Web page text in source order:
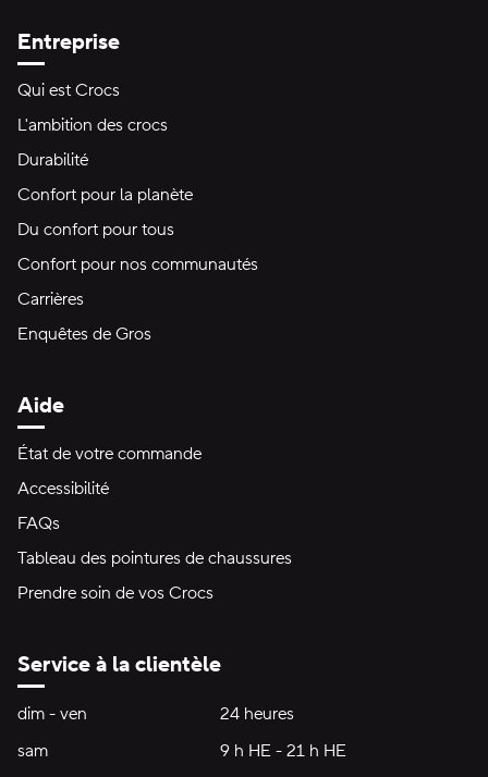
Entreprise
Qui est Crocs
L'ambition des crocs
Durabilité
Confort pour la planète
Du confort pour tous
Confort pour nos communautés
Carrières
Enquêtes de Gros
Aide
État de votre commande
Accessibilité
FAQs
Tableau des pointures de chaussures
Prendre soin de vos Crocs
Service à la clientèle
Heures d'ouverture:
dim - ven dimanche à vendredi24 heures24 heures
sam
9 h HE - 21 h HE9 h HE - 21 h HE